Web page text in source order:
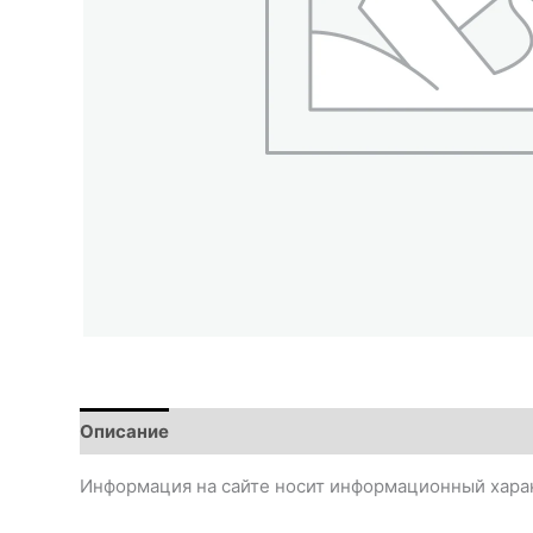
Описание
Информация на сайте носит информационный